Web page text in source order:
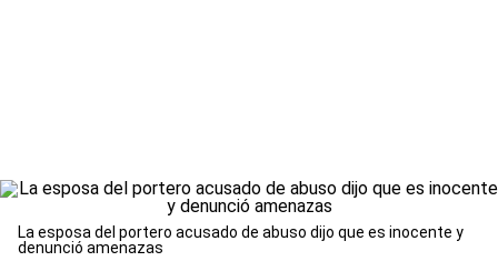
La esposa del portero acusado de abuso dijo que es inocente y
denunció amenazas